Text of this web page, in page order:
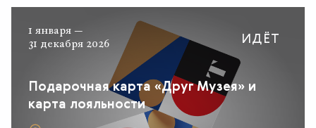
1 января —
31 декабря 2026
Подарочная карта «Друг Музея» и
карта лояльности
ИДЁТ